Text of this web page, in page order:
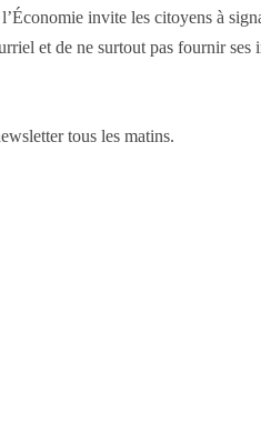
invite les citoyens à
et de ne surtout pas fournir ses
tous les matins.